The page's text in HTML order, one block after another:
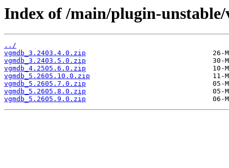
Index of /main/plugin-
../
vgmdb_3.2403.4.0.zip
vgmdb_3.2403.5.0.zip
vgmdb_4.2505.6.0.zip
vgmdb_5.2605.10.0.zip
vgmdb_5.2605.7.0.zip
vgmdb_5.2605.8.0.zip
vgmdb_5.2605.9.0.zip